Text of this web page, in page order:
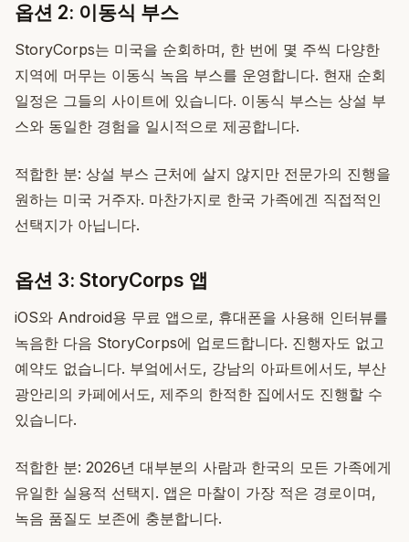
옵션 2: 이동식 부스
StoryCorps는 미국을 순회하며, 한 번에 몇 주씩 다양한
지역에 머무는 이동식 녹음 부스를 운영합니다. 현재 순회
일정은 그들의 사이트에 있습니다. 이동식 부스는 상설 부
스와 동일한 경험을 일시적으로 제공합니다.
적합한 분: 상설 부스 근처에 살지 않지만 전문가의 진행을
원하는 미국 거주자. 마찬가지로 한국 가족에겐 직접적인
선택지가 아닙니다.
옵션 3: StoryCorps 앱
iOS와 Android용 무료 앱으로, 휴대폰을 사용해 인터뷰를
녹음한 다음 StoryCorps에 업로드합니다. 진행자도 없고
예약도 없습니다. 부엌에서도, 강남의 아파트에서도, 부산
광안리의 카페에서도, 제주의 한적한 집에서도 진행할 수
있습니다.
적합한 분: 2026년 대부분의 사람과 한국의 모든 가족에게
유일한 실용적 선택지. 앱은 마찰이 가장 적은 경로이며,
녹음 품질도 보존에 충분합니다.